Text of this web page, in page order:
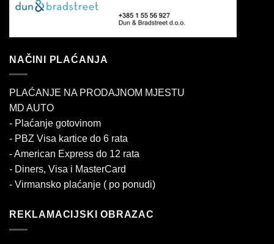
NAČINI PLAĆANJA
PLAĆANJE NA PRODAJNOM MJESTU
MD AUTO
- Plaćanje gotovinom
- PBZ Visa kartice do 6 rata
- American Express do 12 rata
- Diners, Visa i MasterCard
- Virmansko plaćanje ( po ponudi)
REKLAMACIJSKI OBRAZAC